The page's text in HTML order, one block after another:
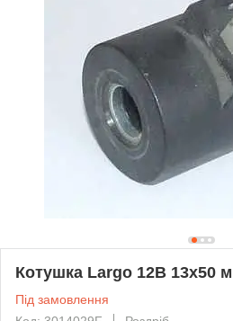
Котушка Largo 12В 13x50
Під замовлення